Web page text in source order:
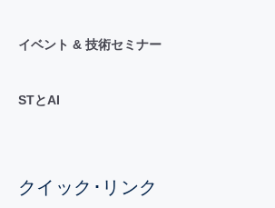
イベント & 技術セミナー
STとAI
クイック･リンク